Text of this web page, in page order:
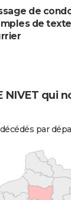
de
de
NIVET qui
par